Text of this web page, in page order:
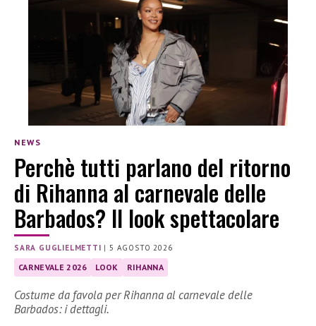
NEWS
Perchè tutti parlano del ritorno
di Rihanna al carnevale delle
Barbados? Il look spettacolare
SARA GUGLIELMETTI | 5 AGOSTO 2026
CARNEVALE 2026 LOOK RIHANNA
Costume da favola per Rihanna al carnevale delle
Barbados: i dettagli.